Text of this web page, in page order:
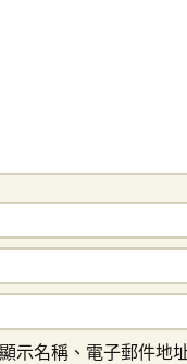
示名稱、電子郵件地